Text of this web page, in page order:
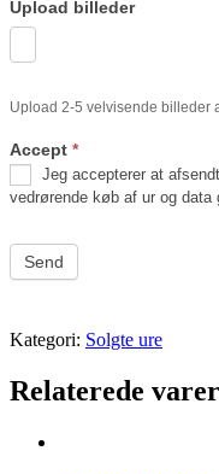
Upload billeder
Upload 2-5 velvisende billeder
Accept *
vedrørende køb af ur og data
Send
Kategori: Solgte ure
Relaterede varer